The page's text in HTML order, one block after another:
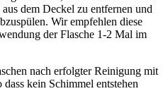
dem Deckel zu entfernen und
Wir empfehlen diese
der Flasche 1-2 Mal im
nach erfolgter Reinigung mit
kein Schimmel entstehen